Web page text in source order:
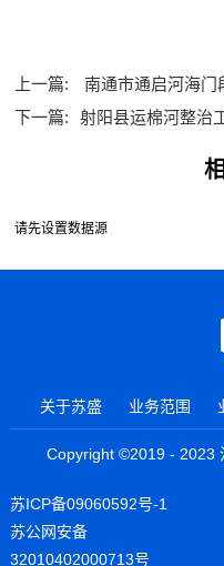
上一篇:
南通市通启河海门
下一篇:
射阳县运棉河整治
请先设置数据源
关于苏盛 业务范围
Copyright ©2019 - 2023
苏ICP备09060592号-1
苏公网安备
32010402000713号